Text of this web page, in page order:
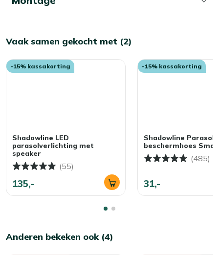
Vaak samen gekocht met (2)
-15% kassakorting
Shadowline LED
parasolverlichting met
speaker
(55)
135,-
-15% kassakorting
Shadowline Parasol
beschermhoes Small
(485)
31,-
Anderen bekeken ook (4)